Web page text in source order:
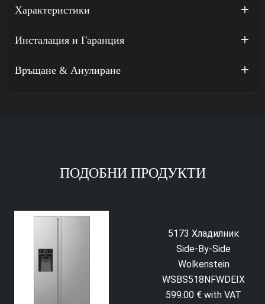
Характеристики
Инсталация и Гаранция
Връщане & Анулиране
ПОДОБНИ ПРОДУКТИ